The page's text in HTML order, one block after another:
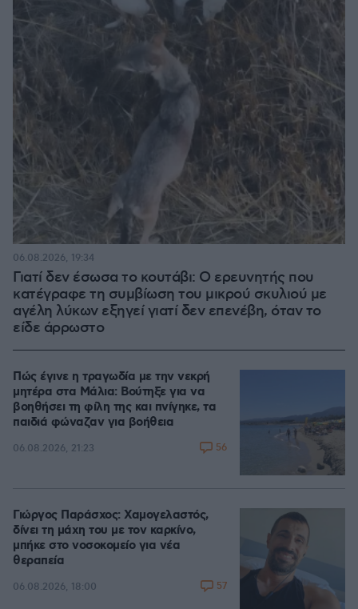
Γιατί δεν έσωσα το κουτάβι: Ο ερευνητής που
κατέγραφε τη συμβίωση του μικρού σκυλιού με
αγέλη λύκων εξηγεί γιατί δεν επενέβη, όταν το
είδε άρρωστο
06.08.2026, 19:34
Πώς έγινε η τραγωδία με την νεκρή
μητέρα στα Μάλια: Βούτηξε για να
βοηθήσει τη φίλη της και πνίγηκε, τα
παιδιά φώναζαν για βοήθεια
06.08.2026, 21:23 56
Γιώργος Παράσχος: Χαμογελαστός,
δίνει τη μάχη του με τον καρκίνο,
μπήκε στο νοσοκομείο για νέα
θεραπεία
06.08.2026, 18:00 57